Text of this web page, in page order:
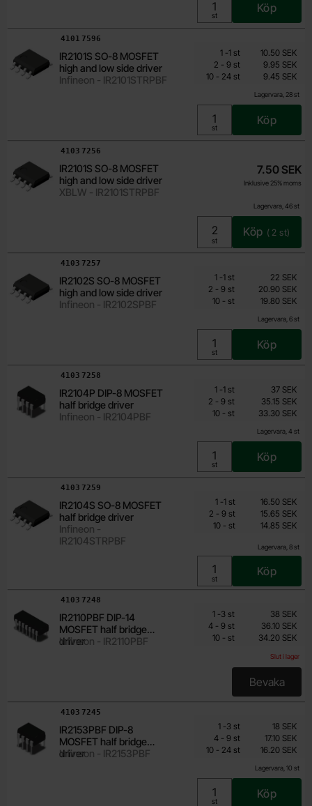
Enhet:
st
Köp
IR2101S SO-8 MOSFET
high and low side driver
Infineon - IR2101STRPBF
Art. nr
4101 7596
Lagervara, 28 st
Från
7.85 SEK
Inklusive 25% moms
Enhet:
st
Köp
Mängdrabatt
Pris /st
1 -till
1 st
10.50 SEK
2 - till
9 st
9.95 SEK
10 - till
24 st 9.45 SEK
IR2101S SO-8 MOSFET
high and low side driver
XBLW - IR2101STRPBF
Art. nr
4103 7256
Lagervara, 46 st
7.50 SEK
Inklusive 25% moms
Enhet:
st
Köp ( 2 st)
IR2102S SO-8 MOSFET
high and low side driver
Infineon - IR2102SPBF
Art. nr
4103 7257
Lagervara, 6 st
Från
19.80 SEK
Inklusive 25% moms
Enhet:
st
Köp
Mängdrabatt
AntalPris /st
1 -till
1 st
22 SEK
2 - till
9 st
20.90 SEK
10 - till
st 19.80 SEK
IR2104P DIP-8 MOSFET
half bridge driver
Infineon - IR2104PBF
Art. nr
4103 7258
Lagervara, 4 st
Från
33.30 SEK
Inklusive 25% moms
Enhet:
st
Köp
Mängdrabatt
AntalPris /st
1 -till
1 st
37 SEK
2 - till
9 st
35.15 SEK
10 - till
st 33.30 SEK
IR2104S SO-8 MOSFET
half bridge driver
Infineon -
IR2104STRPBF
Art. nr
4103 7259
Lagervara, 8 st
Från
14.85 SEK
Inklusive 25% moms
Enhet:
st
Köp
Mängdrabatt
Pris /st
1 -till
1 st
16.50 SEK
2 - till
9 st
15.65 SEK
10 - till
st 14.85 SEK
IR2110PBF DIP-14
MOSFET half bridge
driver
Infineon - IR2110PBF
Art. nr
4103 7248
Slut i lager
Från
34.20 SEK
Inklusive 25% moms
Bevaka
,
Mängdrabatt
Antal Pris /st
1 -till
3 st
38 SEK
4 - till
9 st
36.10 SEK
10 - till
st 34.20 SEK
IR2153PBF DIP-8
MOSFET half bridge
driver
Infineon - IR2153PBF
Art. nr
4103 7245
Lagervara, 10 st
Från
13.50 SEK
Inklusive 25% moms
Enhet:
st
Köp
Mängdrabatt
Pris /st
1 -till
3 st
18 SEK
4 - till
9 st
17.10 SEK
10 - till
24 st 16.20 SEK